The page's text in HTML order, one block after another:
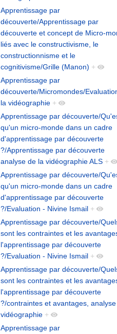
Apprentissage par
découverte/Apprentissage par
découverte et concept de Micro-
liés avec le constructivisme, le
constructionnisme et le
cognitivisme/Grille (Manon) +
Apprentissage par
découverte/Micromondes/
la vidéographie +
Apprentissage par découverte/
qu'un micro-monde dans un cadre
d'apprentissage par découverte
?/Apprentissage par découverte
analyse de la vidéographie ALS +
Apprentissage par découverte/
qu'un micro-monde dans un cadre
d'apprentissage par découverte
?/Evaluation - Nivine Ismail +
Apprentissage par découverte/
sont les contraintes et les
l'apprentissage par découverte
?/Evaluation - Nivine Ismail +
Apprentissage par découverte/
sont les contraintes et les
l'apprentissage par découverte
?/contraintes et avantages, analyse
vidéographie +
Apprentissage par